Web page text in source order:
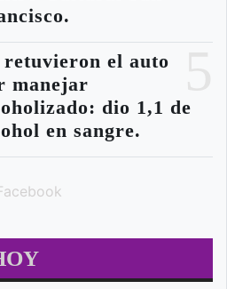
el auto
manejar
dio 1,1 de
en sangre.